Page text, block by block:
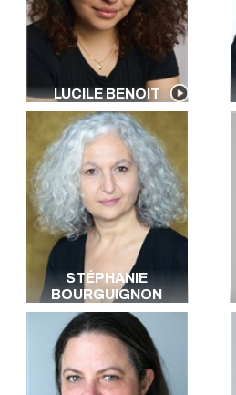
Algérien
Ch'ti
Peulh
Chinois
Mandarin
Brésilien
Toutes les langues
LUCILE BENOIT
STÉPHANIE
BOURGUIGNON